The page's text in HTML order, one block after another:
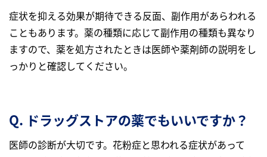
症状を抑える効果が期待できる反面、副作用があらわれる
こともあります。薬の種類に応じて副作用の種類も異なり
ますので、薬を処方されたときは医師や薬剤師の説明をし
っかりと確認してください。
Q. ドラッグストアの薬でもいいですか？
医師の診断が大切です。花粉症と思われる症状があって